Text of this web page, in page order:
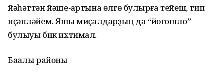
йәһәттән йәше-ҡартына өлгө булырға тейеш, тип
иҫәпләйем. Яҡшы миҫалдарҙың да “йоғошло”
булыуы бик ихтимал.
Баҡалы районы